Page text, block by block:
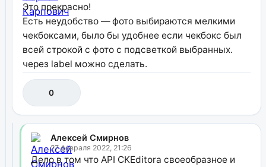
Это прекрасно!
Есть неудобство — фото выбираются мелкими
чекбоксами, было бы удобнее если чекбокс был
всей строкой с фото с подсветкой выбранных.
через label можно сделать.
0
Алексей Смирнов
27 февраля 2022, 21:26
Дело в том что API CKEditora своеобразное и